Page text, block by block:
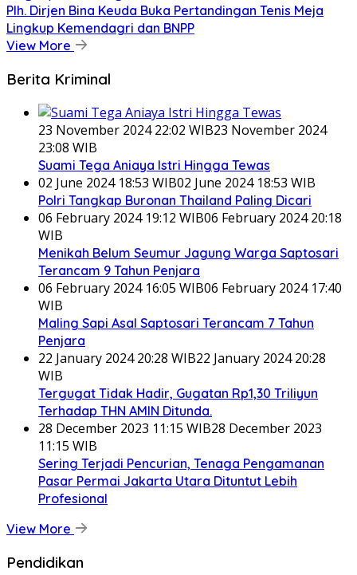
Plh. Dirjen Bina Keuda Buka Pertandingan Tenis Meja
Lingkup Kemendagri dan BNPP
View More
Berita Kriminal
23 November 2024 22:02 WIB23 November 2024
23:08 WIB
Suami Tega Aniaya Istri Hingga Tewas
02 June 2024 18:53 WIB02 June 2024 18:53 WIB
Polri Tangkap Buronan Thailand Paling Dicari
06 February 2024 19:12 WIB06 February 2024 20:18
WIB
Menikah Belum Seumur Jagung Warga Saptosari
Terancam 9 Tahun Penjara
06 February 2024 16:05 WIB06 February 2024 17:40
WIB
Maling Sapi Asal Saptosari Terancam 7 Tahun
Penjara
22 January 2024 20:28 WIB22 January 2024 20:28
WIB
Tergugat Tidak Hadir, Gugatan Rp1,30 Triliyun
Terhadap THN AMIN Ditunda.
28 December 2023 11:15 WIB28 December 2023
11:15 WIB
Sering Terjadi Pencurian, Tenaga Pengamanan
Pasar Permai Jakarta Utara Dituntut Lebih
Profesional
View More
Pendidikan